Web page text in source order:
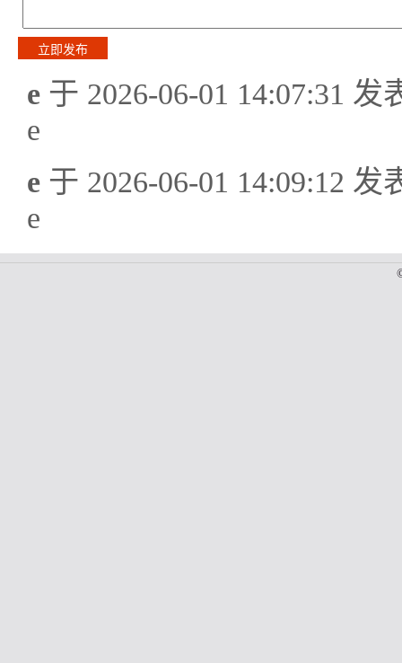
e 于 2026-06-01 14:07:31 发
e
e 于 2026-06-01 14:09:12 发
e